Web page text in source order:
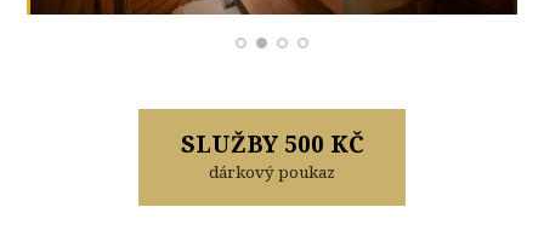
SLUŽBY 500 KČ
dárkový poukaz